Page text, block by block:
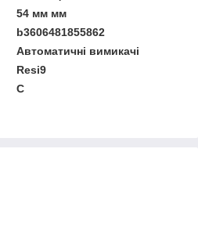
54 мм мм
b3606481855862
Автоматичні вимикачі
Resi9
C